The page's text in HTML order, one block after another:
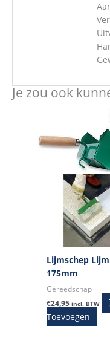
Je zou ook
Lijmschep
175mm
Gereedschap
€24,95 incl. BTW
Toevoegen